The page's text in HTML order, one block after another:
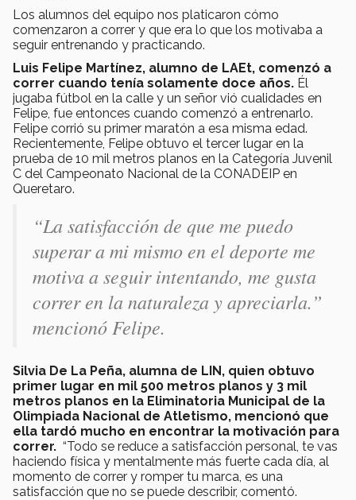
Los alumnos del equipo nos platicaron cómo
comenzaron a correr y que era lo que los motivaba a
seguir entrenando y practicando.
Luis Felipe Martínez, alumno de LAEt, comenzó a
correr cuando tenía solamente doce años. Él
jugaba fútbol en la calle y un señor vió cualidades en
Felipe, fue entonces cuando comenzó a entrenarlo.
Felipe corrió su primer maratón a esa misma edad.
Recientemente, Felipe obtuvo el tercer lugar en la
prueba de 10 mil metros planos en la Categoría Juvenil
C del Campeonato Nacional de la CONADEIP en
Queretaro.
“La satisfacción de que me puedo
superar a mi mismo en el deporte me
motiva a seguir intentando, me gusta
correr en la naturaleza y apreciarla.”
mencionó Felipe.
Silvia De La Peña, alumna de LIN, quien obtuvo
primer lugar en mil 500 metros planos y 3 mil
metros planos en la Eliminatoria Municipal de la
Olimpiada Nacional de Atletismo, mencionó que
ella tardó mucho en encontrar la motivación para
correr. “Todo se reduce a satisfacción personal, te vas
haciendo física y mentalmente más fuerte cada día, al
momento de correr y romper tu marca, es una
satisfacción que no se puede describir, comentó.